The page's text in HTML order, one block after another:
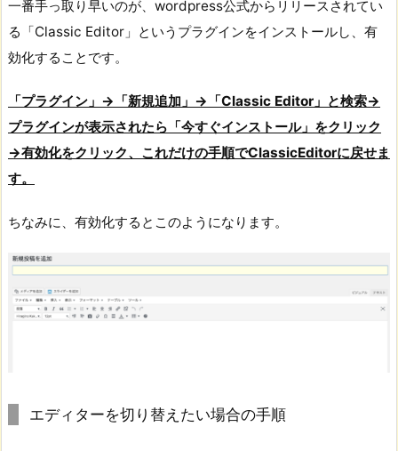
一番手っ取り早いのが、wordpress公式からリリースされてい
る「Classic Editor」というプラグインをインストールし、有
効化することです。
「プラグイン」→「新規追加」→「Classic Editor」と検索→
プラグインが表示されたら「今すぐインストール」をクリック
→有効化をクリック、これだけの手順でClassicEditorに戻せま
す。
ちなみに、有効化するとこのようになります。
エディターを切り替えたい場合の手順